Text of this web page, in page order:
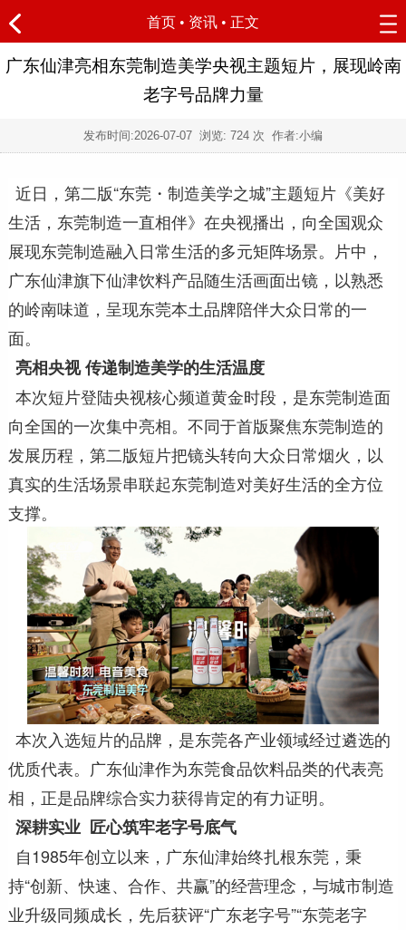
首页 • 资讯 • 正文
广东仙津亮相东莞制造美学央视主题短片，展现岭南
老字号品牌力量
发布时间:2026-07-07 浏览: 724 次 作者:小编
近日，第二版“东莞・制造美学之城”主题短片《美好
生活，东莞制造一直相伴》在央视播出，向全国观众
展现东莞制造融入日常生活的多元矩阵场景。片中，
广东仙津旗下仙津饮料产品随生活画面出镜，以熟悉
的岭南味道，呈现东莞本土品牌陪伴大众日常的一
面。
亮相央视传递制造美学的生活温度
本次短片登陆央视核心频道黄金时段，是东莞制造面
向全国的一次集中亮相。不同于首版聚焦东莞制造的
发展历程，第二版短片把镜头转向大众日常烟火，以
真实的生活场景串联起东莞制造对美好生活的全方位
支撑。
本次入选短片的品牌，是东莞各产业领域经过遴选的
优质代表。广东仙津作为东莞食品饮料品类的代表亮
相，正是品牌综合实力获得肯定的有力证明。
深耕实业 匠心筑牢老字号底气
自1985年创立以来，广东仙津始终扎根东莞，秉
持“创新、快速、合作、共赢”的经营理念，与城市制造
业升级同频成长，先后获评“广东老字号”“东莞老字